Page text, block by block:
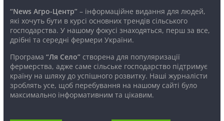
“News Агро-Центр”– інформаційне видання для людей,
які хочуть бути в курсі основних трендів сільського
господарства. У нашому фокусі знаходяться, перш за все,
дрібні та середні фермери України.
Програма “Ля Село”створена для популяризації
фермерства, адже саме сільське господарство підтримує
країну на шляху до успішного розвитку. Наші журналісти
зроблять усе, щоб перебування на нашому сайті було
максимально інформативним та цікавим.